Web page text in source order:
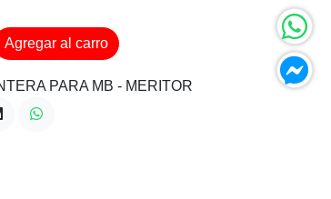
Agregar al carro
PARA MB - MERITOR